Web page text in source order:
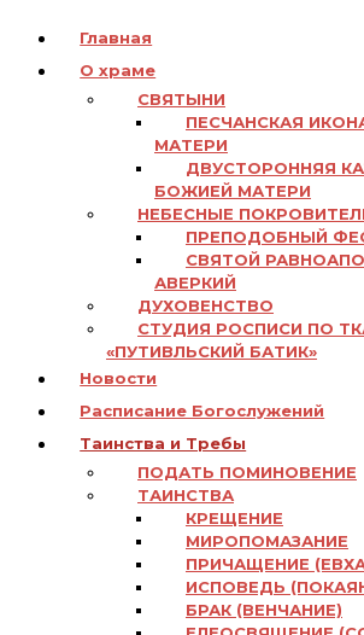
Главная
О храме
СВЯТЫНИ
ПЕСЧАНСКАЯ
МАТЕРИ
ДВУСТОРОННЯЯ
БОЖИЕЙ МАТЕРИ
НЕБЕСНЫЕ
ПРЕПОДОБНЫЙ
СВЯТОЙ
АВЕРКИЙ
ДУХОВЕНСТВО
СТУДИЯ РОСПИСИ ПО
«ПУТИВЛЬСКИЙ БАТИК»
Новости
Расписание Богослужений
Таинства и Требы
ПОДАТЬ ПОМИНОВЕНИЕ
ТАИНСТВА
КРЕЩЕНИЕ
МИРОПОМАЗАНИЕ
ПРИЧАЩЕНИЕ
ИСПОВЕДЬ
БРАК (ВЕНЧАНИЕ)